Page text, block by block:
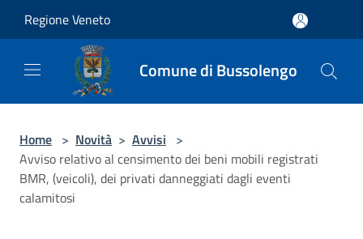
Regione Veneto
Comune di Bussolengo
Home > Novità > Avvisi >
Avviso relativo al censimento dei beni mobili registrati
BMR, (veicoli), dei privati danneggiati dagli eventi
calamitosi